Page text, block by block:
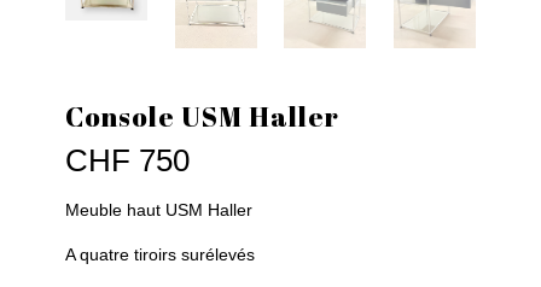
Console USM Haller
CHF 750
Meuble haut USM Haller
A quatre tiroirs surélevés